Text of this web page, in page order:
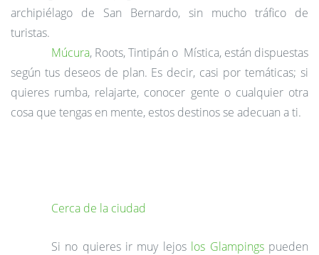
archipiélago de San Bernardo, sin mucho tráfico de
turistas.
Múcura, Roots, Tintipán o Mística, están dispuestas
según tus deseos de plan. Es decir, casi por temáticas; si
quieres rumba, relajarte, conocer gente o cualquier otra
cosa que tengas en mente, estos destinos se adecuan a ti.
Cerca de la ciudad
Si no quieres ir muy lejos los Glampings pueden